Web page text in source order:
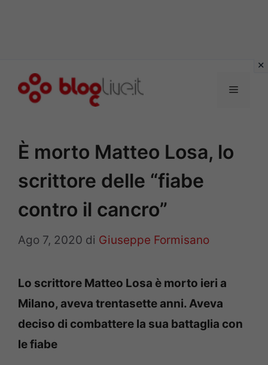
Menu
È morto Matteo Losa, lo
scrittore delle “fiabe
contro il cancro”
Ago 7, 2020 di Giuseppe Formisano
Lo scrittore Matteo Losa è morto ieri a
Milano, aveva trentasette anni. Aveva
deciso di combattere la sua battaglia con
le fiabe